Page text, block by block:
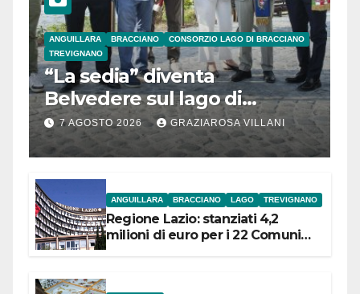
ANGUILLARA BRACCIANO
CONSORZIO LAGO DI BRACCIANO
TREVIGNANO
“La sedia” diventa
Belvedere sul lago di
Bracciano: ieri
l’inaugurazione
7 AGOSTO 2026 GRAZIAROSA VILLANI
ANGUILLARA BRACCIANO LAGO TREVIGNANO
Regione Lazio: stanziati 4,2
milioni di euro per i 22 Comuni